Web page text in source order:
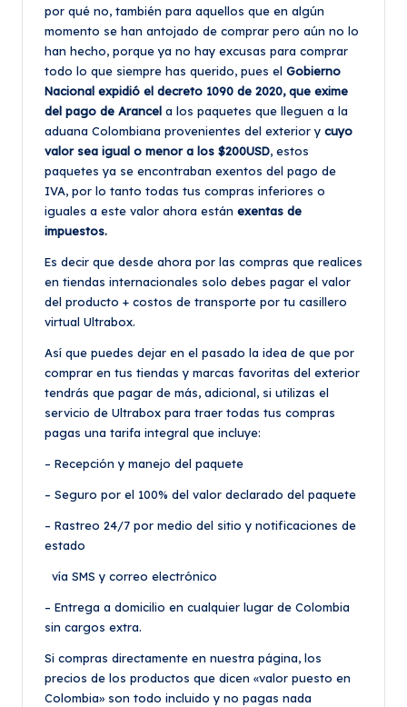
por qué no, también para aquellos que en algún
momento se han antojado de comprar pero aún no lo
han hecho, porque ya no hay excusas para comprar
todo lo que siempre has querido, pues el Gobierno
Nacional expidió el decreto 1090 de 2020, que exime
del pago de Arancel a los paquetes que lleguen a la
aduana Colombiana provenientes del exterior y cuyo
valor sea igual o menor a los $200USD, estos
paquetes ya se encontraban exentos del pago de
IVA, por lo tanto todas tus compras inferiores o
iguales a este valor ahora están exentas de
impuestos.
Es decir que desde ahora por las compras que realices
en tiendas internacionales solo debes pagar el valor
del producto + costos de transporte por tu casillero
virtual Ultrabox.
Así que puedes dejar en el pasado la idea de que por
comprar en tus tiendas y marcas favoritas del exterior
tendrás que pagar de más, adicional, si utilizas el
servicio de Ultrabox para traer todas tus compras
pagas una tarifa integral que incluye:
– Recepción y manejo del paquete
– Seguro por el 100% del valor declarado del paquete
– Rastreo 24/7 por medio del sitio y notificaciones de
estado
vía SMS y correo electrónico
– Entrega a domicilio en cualquier lugar de Colombia
sin cargos extra.
Si compras directamente en nuestra página, los
precios de los productos que dicen «valor puesto en
Colombia» son todo incluido y no pagas nada